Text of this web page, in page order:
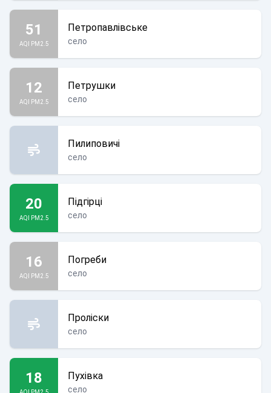
51
AQI PM2.5
Петропавлівське
село
12
AQI PM2.5
Петрушки
село
Пилиповичі
село
20
AQI PM2.5
Підгірці
село
16
AQI PM2.5
Погреби
село
Проліски
село
18 Пухівка
село